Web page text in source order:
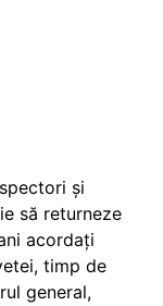
și
să returneze
acordați
timp de
general,